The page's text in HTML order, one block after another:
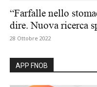
“Farfalle nello
dire. Nuova ricerca
28 Ottobre 2022
APP FNOB